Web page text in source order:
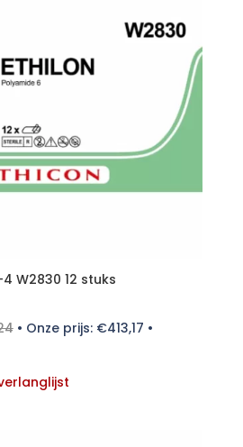
W2830 12 stuks
• Onze prijs: €413,17 •